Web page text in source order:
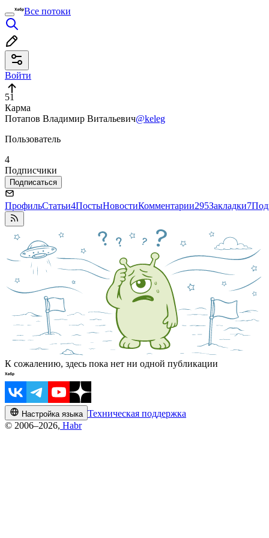
Все потоки
Войти
51
Карма
Потапов Владимир Витальевич@keleg
Пользователь
4
Подписчики
Подписаться
ПрофильСтатьи4ПостыНовостиКомментарии295Закладки7
К сожалению, здесь пока нет ни одной публикации
Настройка языка Техническая поддержка
© 2006–2026, Habr